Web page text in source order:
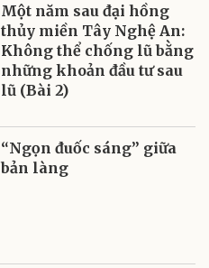
Một năm sau đại hồng
thủy miền Tây Nghệ An:
Không thể chống lũ bằng
những khoản đầu tư sau
lũ (Bài 2)
“Ngọn đuốc sáng” giữa
bản làng